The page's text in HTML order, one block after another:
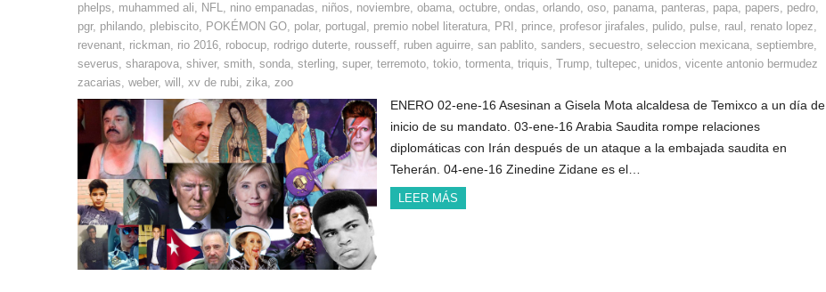
phelps, muhammed ali, NFL, nino empanadas, niños, noviembre, obama, octubre, ondas, orlando, oso, panama, panteras, papa, papers, pedro,
pgr, philando, plebiscito, POKÉMON GO, polar, portugal , premio nobel literatura, PRI , prince, profesor jirafales, pulido, pulse, raul , renato lopez,
revenant, rickman, rio 2016, robocup, rodrigo duterte, rousseff, ruben aguirre, san pablito, sanders, secuestro, seleccion mexicana, septiembre,
severus, sharapova, shiver, smith, sonda, sterling, super, terremoto, tokio, tormenta, triquis, Trump, tultepec, unidos, vicente antonio bermudez
zacarias, weber, will , xv de rubi, zika, zoo
ENERO 02-ene-16 Asesinan a Gisela Mota alcaldesa de Temixco a un día de
inicio de su mandato. 03-ene-16 Arabia Saudita rompe relaciones
diplomáticas con Irán después de un ataque a la embajada saudita en
Teherán. 04-ene-16 Zinedine Zidane es el…
LEER MÁS